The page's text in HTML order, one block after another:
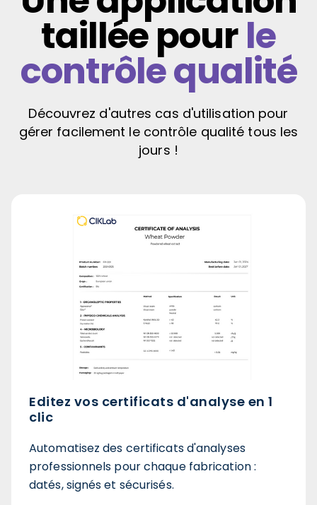
taillée pourle
contrôle qualité
Découvrez d'autres cas d'utilisation pour
gérer facilement le contrôle qualité tous les
jours !
Editez vos certificats d'analyse en 1
clic
Automatisez des certificats d'analyses
professionnels pour chaque fabrication :
datés, signés et sécurisés.